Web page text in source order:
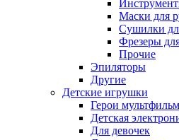
Маски для
Сушилки
Фрезеры
Прочие
Эпиляторы
Другие
Детские игрушки
Герои
Детская
Для девочек